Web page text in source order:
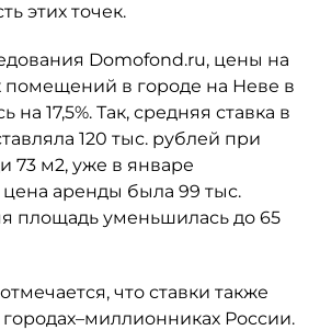
этих точек.
Domofond.ru, цены на
помещений в городе на Неве в
на 17,5%. Так, средняя ставка в
120 тыс. рублей при
73 м2, уже в январе
аренды была 99 тыс.
площадь уменьшилась до 65
что ставки также
России.